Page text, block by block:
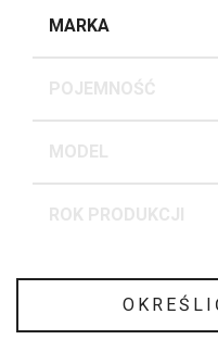
MARKA
POJEMNOŚĆ
MODEL
ROK PRODUKCJI